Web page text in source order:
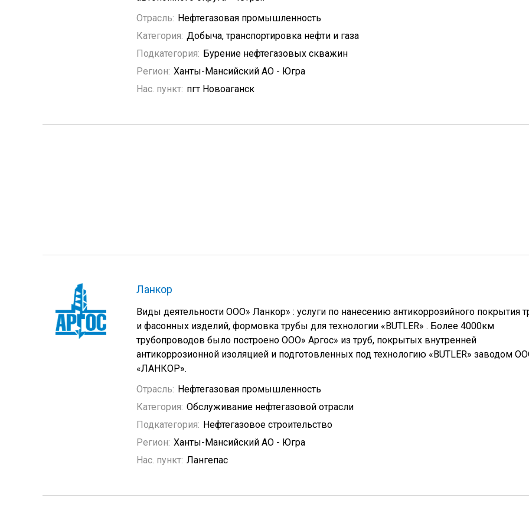
Отрасль: Нефтегазовая промышленность
Категория: Добыча, транспортировка нефти и газа
Подкатегория: Бурение нефтегазовых скважин
Регион: Ханты-Мансийский АО - Югра
Нас. пункт: пгт Новоаганск
Ланкор
Виды деятельности ООО» Ланкор» : услуги по нанесению антикоррозийного покрытия
и фасонных изделий, формовка трубы для технологии «BUTLER» . Более 4000км
трубопроводов было построено ООО» Аргос» из труб, покрытых внутренней
антикоррозионной изоляцией и подготовленных под технологию «BUTLER» заводом
«ЛАНКОР».
Отрасль: Нефтегазовая промышленность
Категория: Обслуживание нефтегазовой отрасли
Подкатегория: Нефтегазовое строительство
Регион: Ханты-Мансийский АО - Югра
Нас. пункт: Лангепас